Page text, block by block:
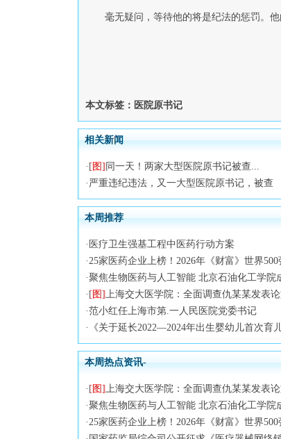
毫无疑问，等待他的将是纪法的惩罚。
本文标签：医院原书记
相关新闻
· [图] 同一天！两家大型医院原书记被查...
· 严重违纪违法，又一大型医院原书记，被查
本周推荐
· 医疗卫生强基工程中医药行动方案
·25家医药企业上榜！2026年《财富》世界500
·聚焦生物医药与人工智能 北京石油化工学院
· [图]上海交大医学院：全面调查仇某某发表
·范小红任上海市第.一人民医院党委书记
·
《关于延长2022—2024年出生婴幼儿首次育儿补贴申请
本周热点资讯-
· [图]上海交大医学院：全面调查仇某某发表
·聚焦生物医药与人工智能 北京石油化工学院
·25家医药企业上榜！2026年《财富》世界500